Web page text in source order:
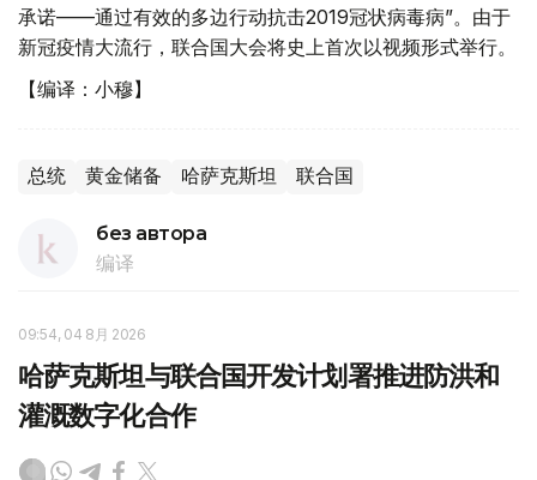
承诺——通过有效的多边行动抗击2019冠状病毒病”。由于
新冠疫情大流行，联合国大会将史上首次以视频形式举行。
【编译：小穆】
总统 黄金储备 哈萨克斯坦 联合国
без автора
编译
09:54, 04 8月 2026
哈萨克斯坦与联合国开发计划署推进防洪和
灌溉数字化合作